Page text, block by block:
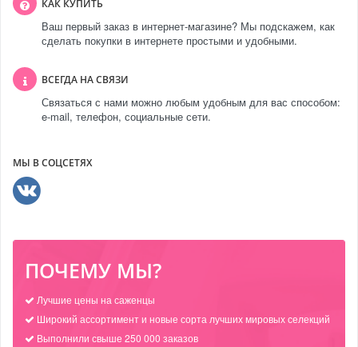
КАК КУПИТЬ
Ваш первый заказ в интернет-магазине? Мы подскажем, как
сделать покупки в интернете простыми и удобными.
ВСЕГДА НА СВЯЗИ
Связаться с нами можно любым удобным для вас способом:
e-mail, телефон, социальные сети.
МЫ В СОЦСЕТЯХ
ПОЧЕМУ МЫ?
Лучшие цены на саженцы
Широкий ассортимент и новые сорта лучших мировых селекций
Выполнили свыше 250 000 заказов